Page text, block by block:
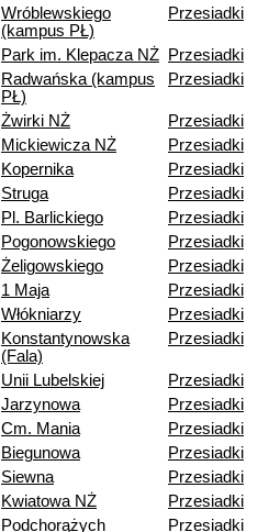
Wróblewskiego
(kampus PŁ)
Przesiadki
Park im. Klepacza NŻ
Przesiadki
Radwańska (kampus
PŁ)
Przesiadki
Żwirki NŻ
Przesiadki
Mickiewicza NŻ
Przesiadki
Kopernika
Przesiadki
Struga
Przesiadki
Pl. Barlickiego
Przesiadki
Pogonowskiego
Przesiadki
Żeligowskiego
Przesiadki
1 Maja
Przesiadki
Włókniarzy
Przesiadki
Konstantynowska
(Fala)
Przesiadki
Unii Lubelskiej
Przesiadki
Jarzynowa
Przesiadki
Cm. Mania
Przesiadki
Biegunowa
Przesiadki
Siewna
Przesiadki
Kwiatowa NŻ
Przesiadki
Podchorążych Przesiadki